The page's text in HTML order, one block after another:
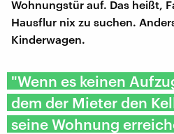
Wohnungstür auf. Das heißt,
Hausflur nix zu suchen.
Kinderwagen.
"Wenn es keinen
dem der Mieter den
seine Wohnung